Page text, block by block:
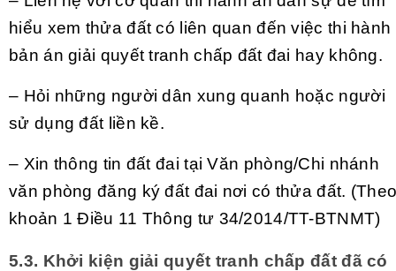
hiểu xem thửa đất có liên quan đến việc thi hành
bản án giải quyết tranh chấp đất đai hay không.
– Hỏi những người dân xung quanh hoặc người
sử dụng đất liền kề.
– Xin thông tin đất đai tại Văn phòng/Chi nhánh
văn phòng đăng ký đất đai nơi có thửa đất.
khoản 1 Điều 11 Thông tư 34/2014/TT-BTNMT)
5.3. Khởi kiện giải quyết tranh chấp đất đã có